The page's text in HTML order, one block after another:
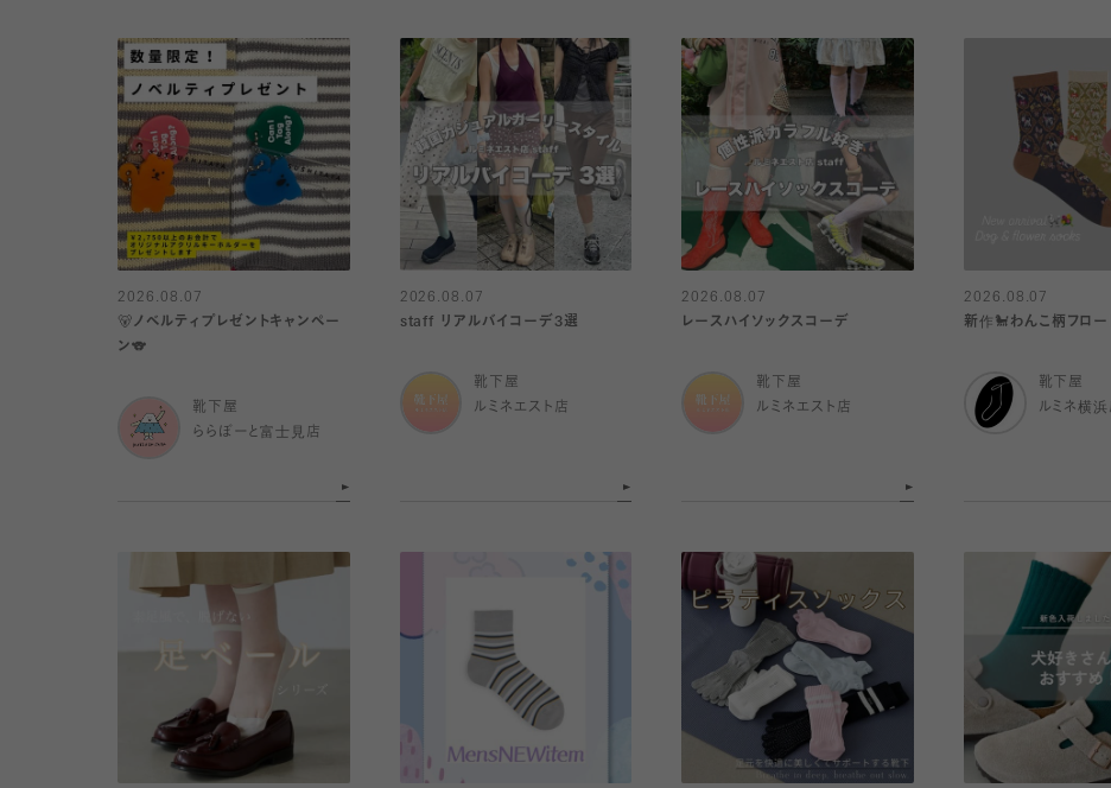
2026.08.07
🐻ノベルティプレゼントキャンペー
ン🐨
靴下屋
ららぽーと富士見店
2026.08.07
staff リアルバイコーデ3選
靴下屋
ルミネエスト店
2026.08.07
レースハイソックスコーデ
靴下屋
ルミネエスト店
2026.08.07
新作🐩わんこ柄フロー
靴下屋
ルミネ横浜